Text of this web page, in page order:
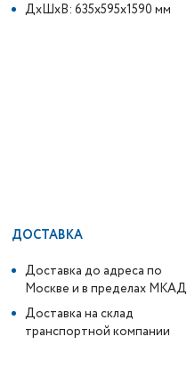
ДxШxВ: 635x595x1590 мм
ДОСТАВКА
Доставка до адреса по
Москве и в пределах МКАД
Доставка на склад
транспортной компании